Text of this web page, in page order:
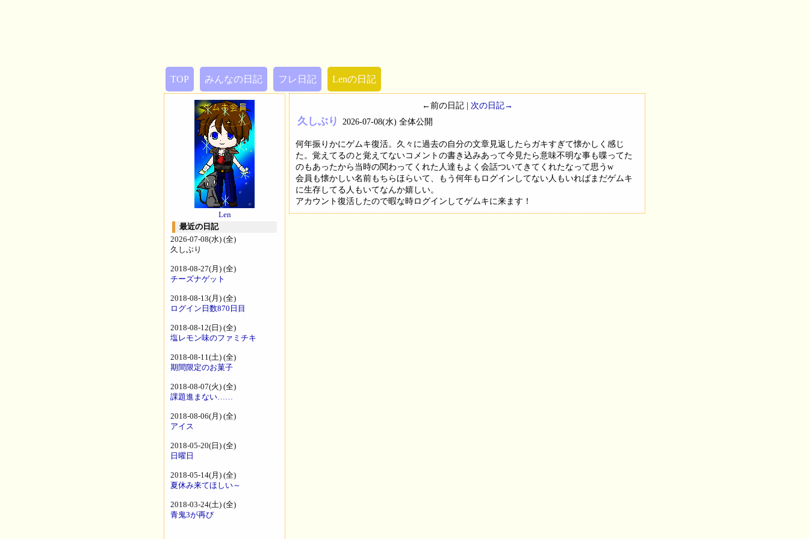
TOP みんなの日記 フレ日記 Lenの日記
←前の日記 | 次の日記→
久しぶり 2026-07-08(水) 全体公開
何年振りかにゲムキ復活。久々に過去の自分の文章見返したらガキすぎて懐かしく感じ
た。覚えてるのと覚えてないコメントの書き込みあって今見たら意味不明な事も喋ってた
のもあったから当時の関わってくれた人達もよく会話ついてきてくれたなって思うw
会員も懐かしい名前もちらほらいて、もう何年もログインしてない人もいればまだゲムキ
に生存してる人もいてなんか嬉しい。
アカウント復活したので暇な時ログインしてゲムキに来ます！
Len
最近の日記
2026-07-08(水) (全)
久しぶり
2018-08-27(月) (全)
チーズナゲット
2018-08-13(月) (全)
ログイン日数870日目
2018-08-12(日) (全)
塩レモン味のファミチキ
2018-08-11(土) (全)
期間限定のお菓子
2018-08-07(火) (全)
課題進まない……
2018-08-06(月) (全)
アイス
2018-05-20(日) (全)
日曜日
2018-05-14(月) (全)
夏休み来てほしい～
2018-03-24(土) (全)
青鬼3が再び